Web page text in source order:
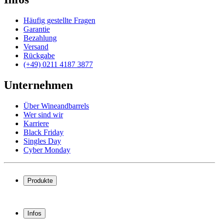
Häufig gestellte Fragen
Garantie
Bezahlung
Versand
Rückgabe
(+49) 0211 4187 3877
Unternehmen
Über Wineandbarrels
Wer sind wir
Karriere
Black Friday
Singles Day
Cyber Monday
Produkte
Weinregal
Infos